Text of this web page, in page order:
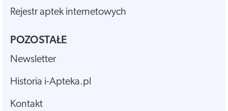
Rejestr aptek internetowych
POZOSTAŁE
Newsletter
Historia i-Apteka.pl
Kontakt